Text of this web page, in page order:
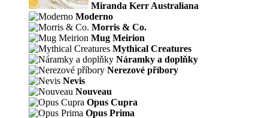
Miranda Kerr Australiana
Moderno
Morris & Co.
Mug Meirion
Mythical Creatures
Náramky a doplňky
Nerezové příbory
Nevis
Nouveau
Opus Cupra
Opus Prima